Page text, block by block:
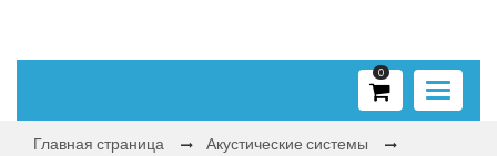
Toggle
0
Главная страница
Акустические системы